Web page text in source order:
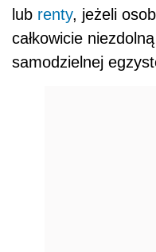
lub renty, jeżeli
całkowicie
samodzielnej